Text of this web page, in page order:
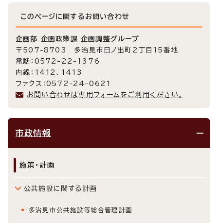
このページに関する お問い合わせ
企画部 企画政策課 企画調整グループ
〒507-8703 多治見市日ノ出町2丁目15番地
電話：0572-22-1376
内線：1412、1413
ファクス：0572-24-0621
お問い合わせは専用フォームをご利用ください。
市政情報
施策・計画
公共施設に関する計画
多治見市公共施設等総合管理計画